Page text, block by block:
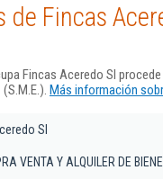
Fincas
Fincas Aceredo Sl
Más información
Sl
VENTA Y ALQUILER DE